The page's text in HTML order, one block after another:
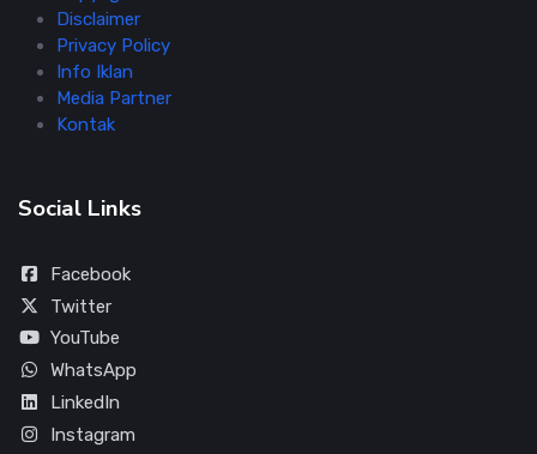
Disclaimer
Privacy Policy
Info Iklan
Media Partner
Kontak
Social Links
Facebook
Twitter
YouTube
WhatsApp
LinkedIn
Instagram